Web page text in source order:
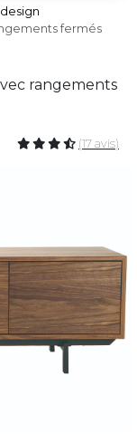
fermés
rangements
(17 avis)